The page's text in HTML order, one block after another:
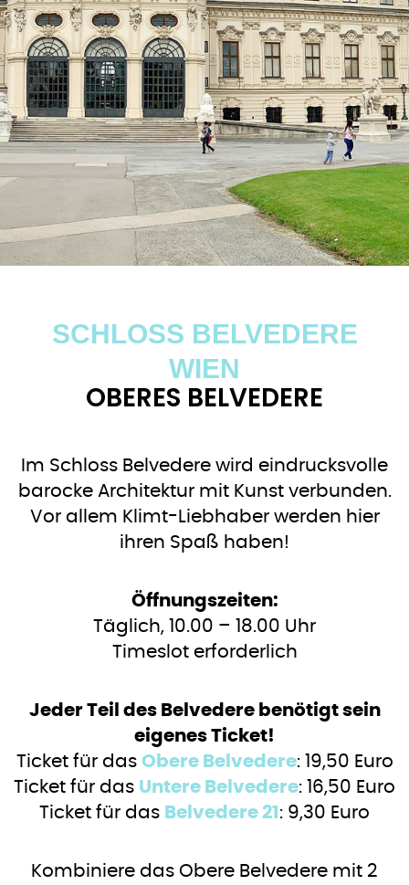
SCHLOSS BELVEDERE
WIEN
OBERES BELVEDERE
Im Schloss Belvedere wird eindrucksvolle
barocke Architektur mit Kunst verbunden.
Vor allem Klimt-Liebhaber werden hier
ihren Spaß haben!
Öffnungszeiten:
Täglich, 10.00 – 18.00 Uhr
Timeslot erforderlich
Jeder Teil des Belvedere benötigt sein
eigenes Ticket!
Ticket für das Obere Belvedere: 19,50 Euro
Ticket für das Untere Belvedere: 16,50 Euro
Ticket für das Belvedere 21 : 9,30 Euro
Kombiniere das Obere Belvedere mit 2